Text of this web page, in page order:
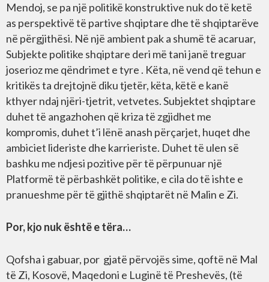
Mendoj, se pa një politikë konstruktive nuk do të ketë
as perspektivë të partive shqiptare dhe të shqiptarëve
në përgjithësi. Në një ambient pak a shumë të acaruar,
Subjekte politike shqiptare deri më tani janë treguar
joserioz me qëndrimet e tyre . Këta, në vend që tehun e
kritikës ta drejtojnë diku tjetër, këta, këtë e kanë
kthyer ndaj njëri-tjetrit, vetvetes. Subjektet shqiptare
duhet të angazhohen që kriza të zgjidhet me
kompromis, duhet t’i lënë anash përçarjet, huqet dhe
ambiciet lideriste dhe karrieriste. Duhet të ulen së
bashku me ndjesi pozitive për të përpunuar një
Platformë të përbashkët politike, e cila do të ishte e
pranueshme për të gjithë shqiptarët në Malin e Zi.
Por, kjo nuk është e tëra…
Qofsha i gabuar, por gjatë përvojës sime, qoftë në Mal
të Zi, Kosovë, Maqedoni e Luginë të Preshevës, (të